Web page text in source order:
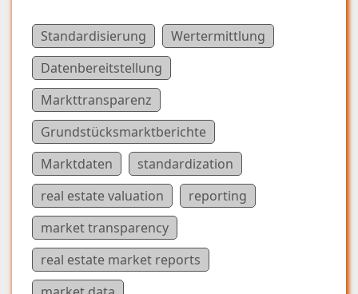
Standardisierung
Wertermittlung
Datenbereitstellung
Markttransparenz
Grundstücksmarktberichte
Marktdaten
standardization
real estate valuation
reporting
market transparency
real estate market reports